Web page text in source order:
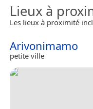
Lieux à
Les lieux à proximité
Arivonimamo
petite ville